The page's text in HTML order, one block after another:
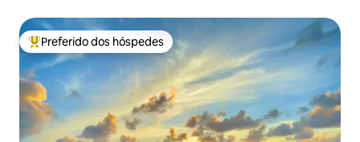
Entre os melhores preferidos dos hóspedes
Preferido dos hóspedes